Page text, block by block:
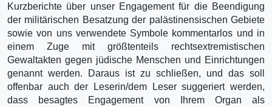
Kurzberichte über unser Engagement für die Beendigung
der militärischen Besatzung der palästinensischen Gebiete
sowie von uns verwendete Symbole kommentarlos und in
einem Zuge mit größtenteils rechtsextremistischen
Gewaltakten gegen jüdische Menschen und Einrichtungen
genannt werden. Daraus ist zu schließen, und das soll
offenbar auch der Leserin/dem Leser suggeriert werden,
dass besagtes Engagement von Ihrem Organ als